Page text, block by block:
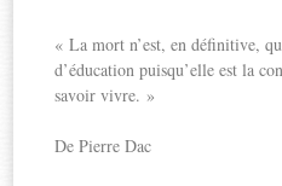
« La mort n’est, en définitive,
d’éducation puisqu’elle est la
savoir vivre. »
De Pierre Dac